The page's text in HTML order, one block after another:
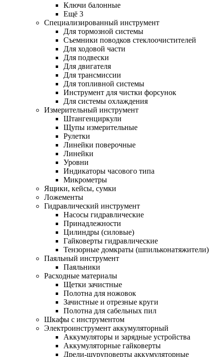
Ключи балонные
Ещё 3
Специализированный инструмент
Для тормозной системы
Съемники поводков стеклоочистителей
Для ходовой части
Для подвески
Для двигателя
Для трансмиссии
Для топливной системы
Инструмент для чистки форсунок
Для системы охлаждения
Измерительный инструмент
Штангенциркули
Щупы измерительные
Рулетки
Линейки поверочные
Линейки
Уровни
Индикаторы часового типа
Микрометры
Ящики, кейсы, сумки
Ложементы
Гидравлический инструмент
Насосы гидравлические
Принадлежности
Цилиндры (силовые)
Гайковерты гидравлические
Тензорные домкраты (шпильконатяжители)
Паяльный инструмент
Паяльники
Расходные материалы
Щетки зачистные
Полотна для ножовок
Зачистные и отрезные круги
Полотна для сабельных пил
Шкафы с инструментом
Электроинструмент аккумуляторный
Аккумуляторы и зарядные устройства
Аккумуляторные гайковерты
Дрели-шуруповерты аккумуляторные